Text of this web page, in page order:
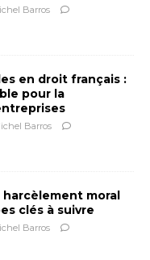
Barros
en droit français :
pour la
Barros
moral
clés à suivre
Barros